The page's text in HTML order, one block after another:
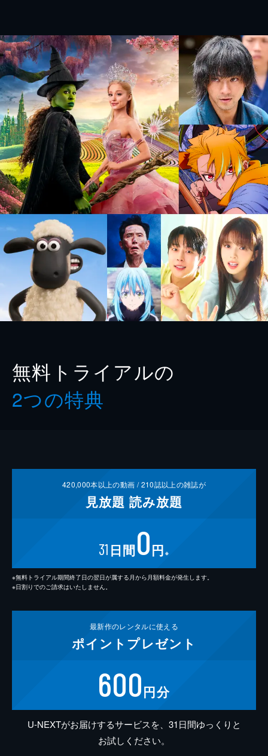
無料トライアルの
2つの特典
420,000本以上の動画 /210誌以上の雑誌が
見放題 読み放題
31 日間0円 ※
※無料トライアル期間終了日の翌日が属する月から月額料金が発生します。
※日割りでのご請求はいたしません。
最新作のレンタルに使える
ポイント プレゼント
600円分
U-NEXTがお届けするサービスを、31日間ゆっくりと
お試しください。